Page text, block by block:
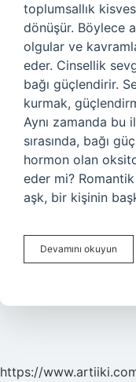
toplumsallık
dönüşür. Böylece
olgular ve
eder. Cinsellik
bağı güçlendirir.
kurmak,
Aynı zamanda bu
sırasında, bağı
hormon olan
eder mi?
aşk, bir kişinin
Devamını okuyun
Ilişki
Mi
https://